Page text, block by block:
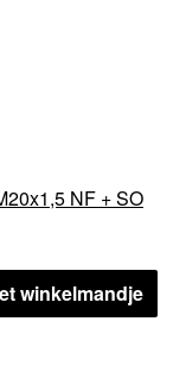
NF + SO
winkelmandje